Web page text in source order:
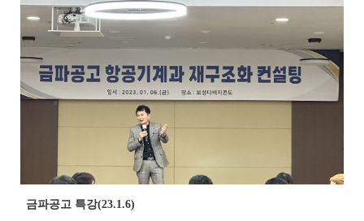
금파공고 특강(23.1.6)